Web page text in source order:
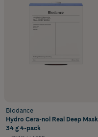
Biodance
Hydro Cera-nol Real Deep Mask
34 g 4-pack